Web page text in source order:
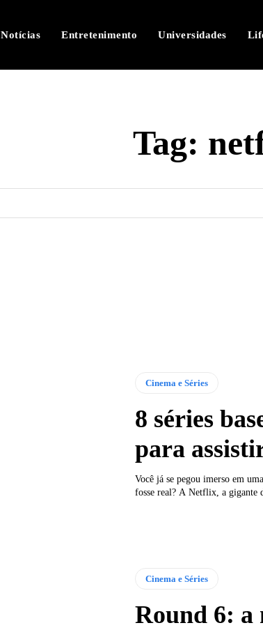
Notícias Entretenimento Universidades
Tag:
Cinema e Séries
8 séries
para
Você já se pegou imerso em
fosse real? A Netflix, a gigante
Cinema e Séries
Round 6: a